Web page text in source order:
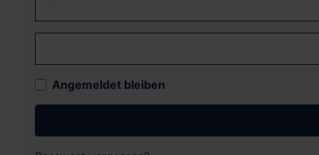
Angemeldet bleiben